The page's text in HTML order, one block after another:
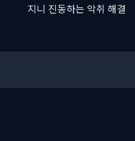
지니 진동하는 악취 해결